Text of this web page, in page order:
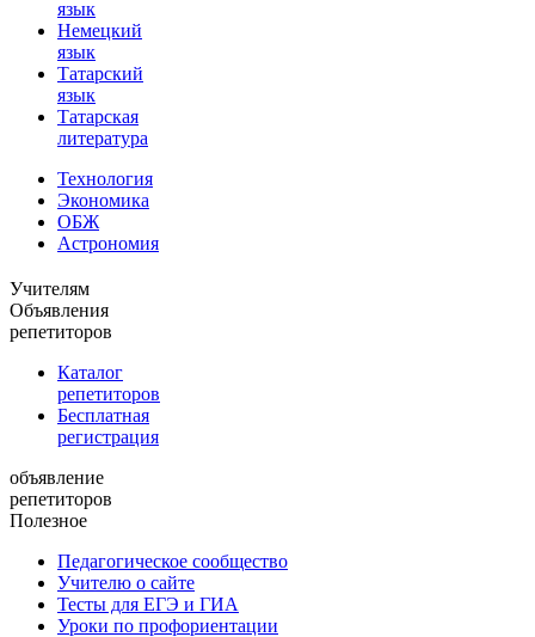
язык
Немецкий
язык
Татарский
язык
Татарская
литература
Технология
Экономика
ОБЖ
Астрономия
Учителям
Объявления
репетиторов
Каталог
репетиторов
Бесплатная
регистрация
объявление
репетиторов
Полезное
Педагогическое сообщество
Учителю о сайте
Тесты для ЕГЭ и ГИА
Уроки по профориентации